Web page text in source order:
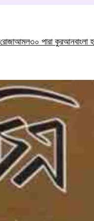
রোজাআমল৩০ পারা কুরআনবাংলা